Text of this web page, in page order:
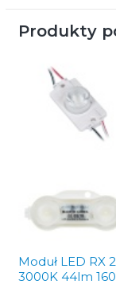
Produkty
Moduł LED RX
3000K 44lm